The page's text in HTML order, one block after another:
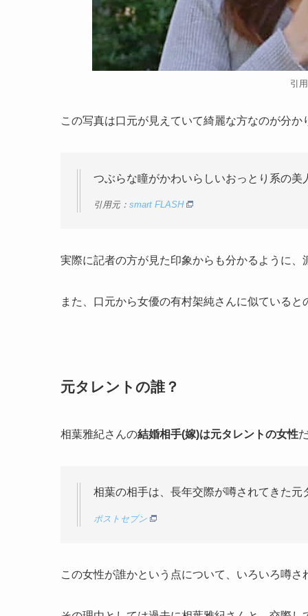
引
この写真は口元が見えていて綺麗な方なのが分か
つぶらな瞳がかわいらしいおっとり系の美
引用元： smart FLASH
実際に記者の方が見た印象からも分かるように
また、口元から女優の有村架純さんに似ていると
元タレントの誰？
相葉雅紀さんの結婚相手(嫁)は元タレントの女性
相葉の相手は、長年交際が噂されてきた元
ポストセブン
この女性が誰かという点について、いろいろ噂